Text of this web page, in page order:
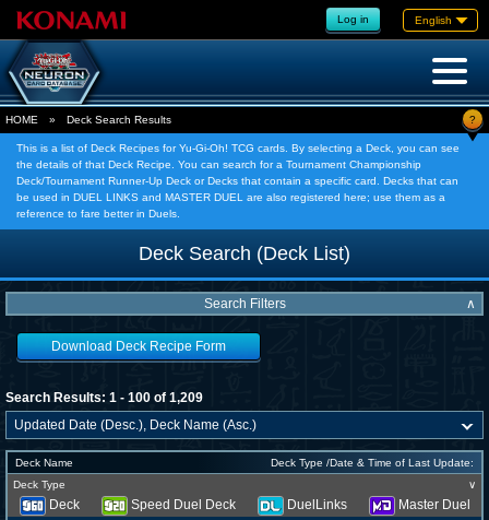
Log in English
HOME » Deck Search Results ?
This is a list of Deck Recipes for Yu-Gi-Oh! TCG cards. By selecting a Deck, you can see
the details of that Deck Recipe. You can search for a Tournament Championship
Deck/Tournament Runner-Up Deck or Decks that contain a specific card. Decks that can
be used in DUEL LINKS and MASTER DUEL are also registered here; use them as a
reference to fare better in Duels.
Deck Search (Deck List)
Search Filters ∧
Download Deck Recipe Form
Search Results: 1 - 100 of 1,209
Deck Name
Deck Type /Date & Time of Last Update:
Deck Type
∨
Deck Speed Duel Deck DuelLinks
Master Duel